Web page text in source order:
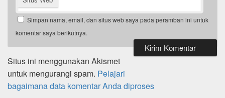
Simpan nama, email, dan situs web saya pada peramban ini untuk
komentar saya berikutnya.
Situs ini menggunakan Akismet
untuk mengurangi spam. Pelajari
bagaimana data komentar Anda diproses